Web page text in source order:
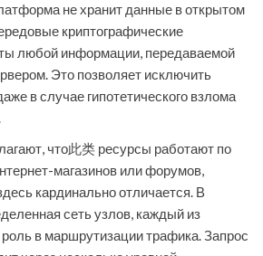
не хранит данные в открытом
криптографические
любой информации, передаваемой
Это позволяет исключить
в случае гипотетического взлома
что此类 ресурсы работают по
магазинов или форумов,
кардинально отличается. В
сеть узлов, каждый из
в маршрутизации трафика. Запрос